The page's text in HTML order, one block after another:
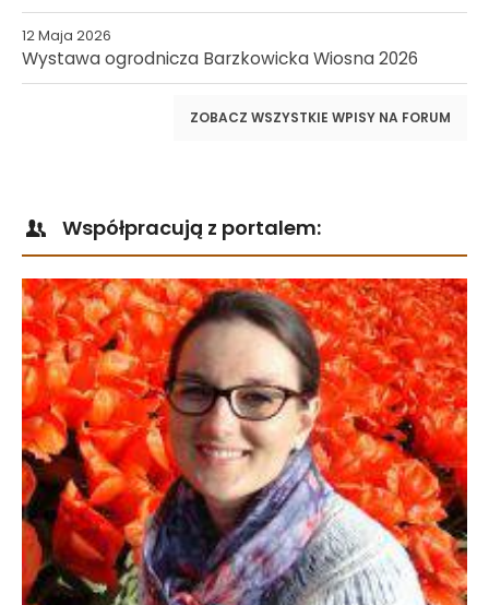
12 Maja 2026
Wystawa ogrodnicza Barzkowicka Wiosna 2026
ZOBACZ WSZYSTKIE WPISY NA FORUM
Współpracują z portalem: